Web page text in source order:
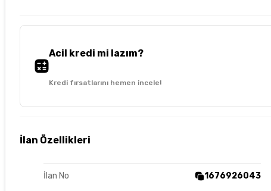
Acil kredi mi lazım?
Kredi fırsatlarını hemen incele!
İlan Özellikleri
İlan No 1676926043